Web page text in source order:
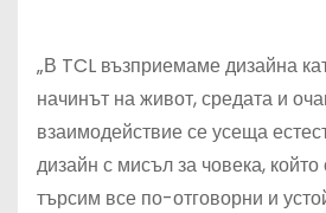
„В TCL възприемаме дизайна
начинът на живот, средата и
взаимодействие се усеща
дизайн с мисъл за човека,
търсим все по-отговорни и